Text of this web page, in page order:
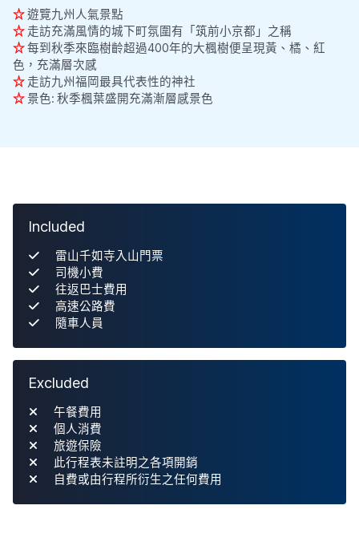
☆遊覽九州人氣景點
☆ 走訪充滿風情的城下町氛圍有「筑前小京都」之稱
☆每到秋季來臨樹齡超過400年的大楓樹便呈現黃、橘、紅
色，充滿層次感
☆ 走訪九州福岡最具代表性的神社
☆景色: 秋季楓葉盛開充滿漸層感景色
Included
雷山千如寺入山門票
司機小費
往返巴士費用
高速公路費
隨車人員
Excluded
午餐費用
個人消費
旅遊保險
此行程表未註明之各項開銷
自費或由行程所衍生之任何費用